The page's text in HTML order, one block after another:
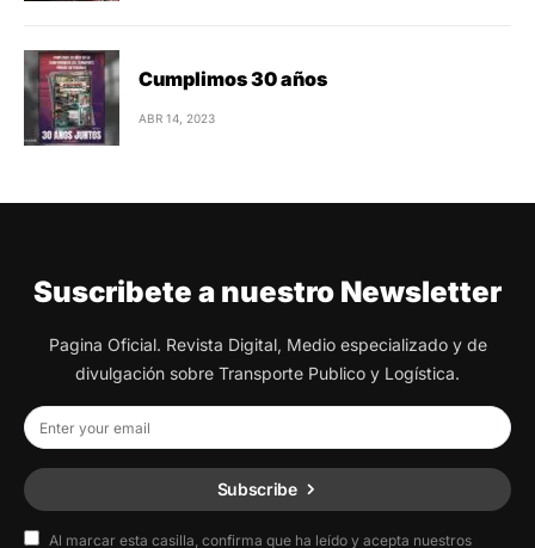
Cumplimos 30 años
ABR 14, 2023
Suscribete a nuestro Newsletter
Pagina Oficial. Revista Digital, Medio especializado y de
divulgación sobre Transporte Publico y Logística.
Subscribe
Al marcar esta casilla, confirma que ha leído y acepta nuestros